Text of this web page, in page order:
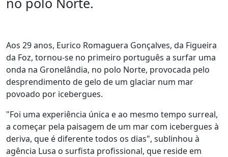
Aos 29 anos, Eurico Romaguera Gonçalves, da Figueira
da Foz, tornou-se no primeiro português a surfar uma
onda na Gronelândia, no polo Norte, provocada pelo
desprendimento de gelo de um glaciar num mar
povoado por icebergues.
"Foi uma experiência única e ao mesmo tempo surreal,
a começar pela paisagem de um mar com icebergues à
deriva, que é diferente todos os dias", sublinhou à
agência Lusa o surfista profissional, que reside em